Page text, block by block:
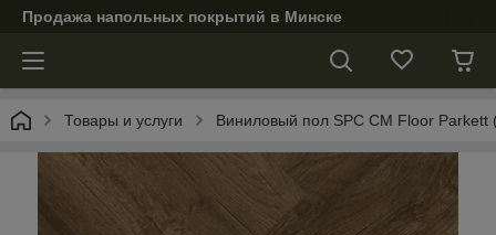
Продажа напольных покрытий в Минске
Товары и услуги Виниловый пол SPC CM Floor